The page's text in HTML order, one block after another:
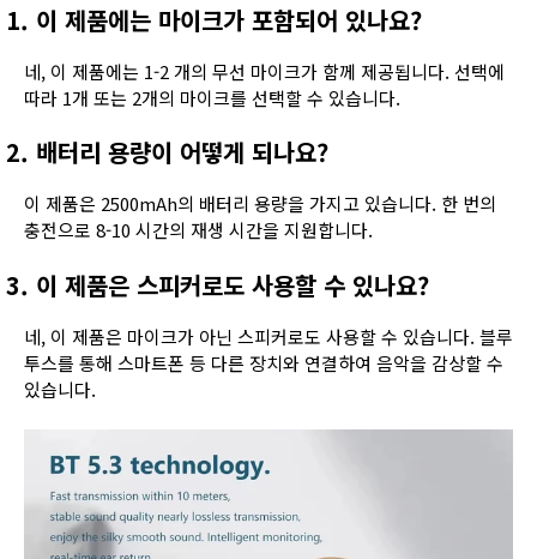
1. 이 제품에는 마이크가 포함되어 있나요?
네, 이 제품에는 1-2 개의 무선 마이크가 함께 제공됩니다. 선택에
따라 1개 또는 2개의 마이크를 선택할 수 있습니다.
2. 배터리 용량이 어떻게 되나요?
이 제품은 2500mAh의 배터리 용량을 가지고 있습니다. 한 번의
충전으로 8-10 시간의 재생 시간을 지원합니다.
3. 이 제품은 스피커로도 사용할 수 있나요?
네, 이 제품은 마이크가 아닌 스피커로도 사용할 수 있습니다. 블루
투스를 통해 스마트폰 등 다른 장치와 연결하여 음악을 감상할 수
있습니다.